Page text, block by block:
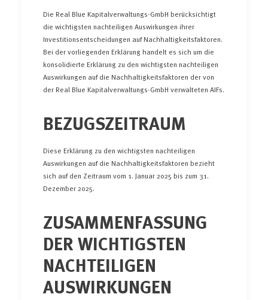
Die Real Blue Kapitalverwaltungs-GmbH berücksichtigt
die wichtigsten nachteiligen Auswirkungen ihrer
Investitionsentscheidungen auf Nachhaltigkeitsfaktoren.
Bei der vorliegenden Erklärung handelt es sich um die
konsolidierte Erklärung zu den wichtigsten nachteiligen
Auswirkungen auf die Nachhaltigkeitsfaktoren der von
der Real Blue Kapitalverwaltungs-GmbH verwalteten AIFs.
BEZUGSZEITRAUM
Diese Erklärung zu den wichtigsten nachteiligen
Auswirkungen auf die Nachhaltigkeitsfaktoren bezieht
sich auf den Zeitraum vom 1. Januar 2025 bis zum 31.
Dezember 2025.
ZUSAMMENFASSUNG
DER WICHTIGSTEN
NACHTEILIGEN
AUSWIRKUNGEN